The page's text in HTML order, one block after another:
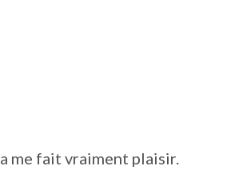
me fait vraiment plaisir.